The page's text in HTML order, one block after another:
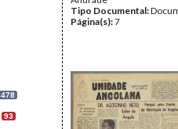
478
93
Tipo Documental:
Página(s):7